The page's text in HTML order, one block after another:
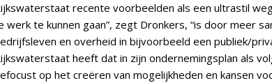
recente voorbeelden als een ultrastil
werk te kunnen gaan”, zegt Dronkers, “is door meer
en overheid in bijvoorbeeld een publiek/
heeft dat in zijn ondernemingsplan als
op het creëren van mogelijkheden en kansen